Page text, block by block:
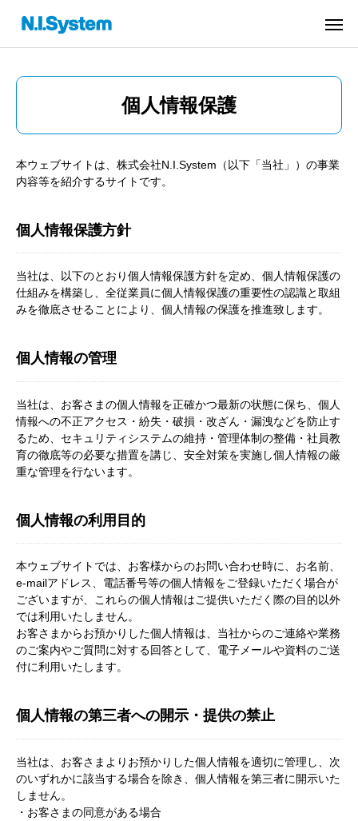
個人情報保護
本ウェブサイトは、株式会社N.I.System（以下「当社」）の事業
内容等を紹介するサイトです。
個人情報保護方針
当社は、以下のとおり個人情報保護方針を定め、個人情報保護の
仕組みを構築し、全従業員に個人情報保護の重要性の認識と取組
みを徹底させることにより、個人情報の保護を推進致します。
個人情報の管理
当社は、お客さまの個人情報を正確かつ最新の状態に保ち、個人
情報への不正アクセス・紛失・破損・改ざん・漏洩などを防止す
るため、セキュリティシステムの維持・管理体制の整備・社員教
育の徹底等の必要な措置を講じ、安全対策を実施し個人情報の厳
重な管理を行ないます。
個人情報の利用目的
本ウェブサイトでは、お客様からのお問い合わせ時に、お名前、
e-mailアドレス、電話番号等の個人情報をご登録いただく場合が
ございますが、これらの個人情報はご提供いただく際の目的以外
では利用いたしません。
お客さまからお預かりした個人情報は、当社からのご連絡や業務
のご案内やご質問に対する回答として、電子メールや資料のご送
付に利用いたします。
個人情報の第三者への開示・提供の禁止
当社は、お客さまよりお預かりした個人情報を適切に管理し、次
のいずれかに該当する場合を除き、個人情報を第三者に開示いた
しません。
・お客さまの同意がある場合